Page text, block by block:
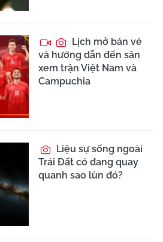
Lịch mở bán vé
và hướng dẫn đến sân
xem trận Việt Nam và
Campuchia
Liệu sự sống ngoài
Trái Đất có đang quay
quanh sao lùn đỏ?